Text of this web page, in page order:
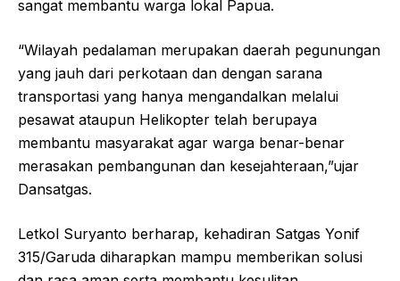
sangat membantu warga lokal Papua.
“Wilayah pedalaman merupakan daerah pegunungan
yang jauh dari perkotaan dan dengan sarana
transportasi yang hanya mengandalkan melalui
pesawat ataupun Helikopter telah berupaya
membantu masyarakat agar warga benar-benar
merasakan pembangunan dan kesejahteraan,”ujar
Dansatgas.
Letkol Suryanto berharap, kehadiran Satgas Yonif
315/Garuda diharapkan mampu memberikan solusi